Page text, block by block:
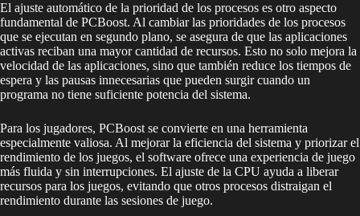
El ajuste automático de la prioridad de los procesos es otro aspecto
fundamental de PCBoost. Al cambiar las prioridades de los procesos
que se ejecutan en segundo plano, se asegura de que las aplicaciones
activas reciban una mayor cantidad de recursos. Esto no solo mejora la
velocidad de las aplicaciones, sino que también reduce los tiempos de
espera y las pausas innecesarias que pueden surgir cuando un
programa no tiene suficiente potencia del sistema.
Para los jugadores, PCBoost se convierte en una herramienta
especialmente valiosa. Al mejorar la eficiencia del sistema y priorizar el
rendimiento de los juegos, el software ofrece una experiencia de juego
más fluida y sin interrupciones. El ajuste de la CPU ayuda a liberar
recursos para los juegos, evitando que otros procesos distraigan el
rendimiento durante las sesiones de juego.